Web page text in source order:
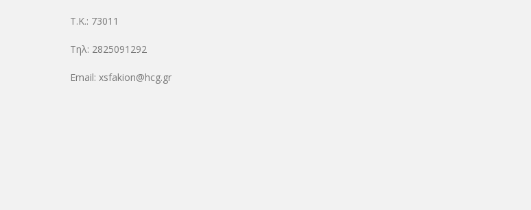
Τ.Κ.: 73011
Τηλ: 2825091292
Email: xsfakion@hcg.gr